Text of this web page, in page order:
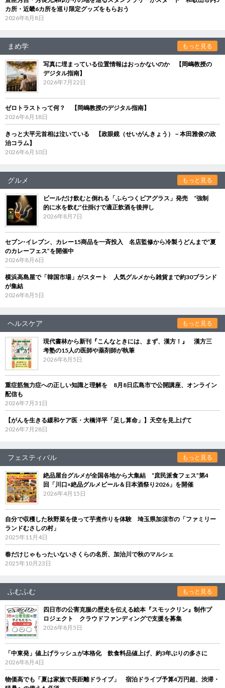
カ所・近畿6カ所を巡り限定グッズをもらおう
2026年8月8日
まめ学 もっと見る
写真に埋まっている位置情報はおっかないのか 【岡嶋教授の
デジタル指南】
2026年7月22日
ゼロトラストって何？ 【岡嶋教授のデジタル指南】
2026年6月18日
きっと大平元首相は泣いている 【政眼鏡（せいがんきょう）－本田雅俊の政
治コラム】
2026年6月10日
グルメ もっと見る
ビールだけ飲むと倒れる「ふらつくビアグラス」発売 “強制
的に水を飲む”仕掛けで適正飲酒を後押し
2026年8月7日
セブン‐イレブン、カレー15商品を一斉投入 名店監修から冷製うどんまで“夏
のカレーフェス”を開催中
2026年8月6日
横浜高島屋で「韓国市場」がスタート 人気グルメから雑貨まで約30ブランド
が集結
2026年8月5日
ヘルスケア もっと見る
現代書林から新刊『こんなときには、まず、漢方！』 漢方三
考塾の15人の医師や薬剤師が執筆
2026年8月5日
重症筋無力症への正しい知識と理解を 8月8日広島市で公開講座、オンライン
配信も
2026年7月31日
【がんを生きる緩和ケア医・大橋洋平「足し算命」】天空を見上げて
2026年7月28日
フェスティバル もっと見る
絶品屋台グルメが全国各地から大集結 “庶民派食フェス”第4
回「川口×絶品グルメビール＆日本酒祭り2026」を開催
2026年4月15日
自分で収穫した秋野菜を使って芋煮作りを体験 埼玉県加須市の「ファミリー
ランドむさしの村」
2025年11月4日
春だけじゃもったいないさくらの名所、加治川で秋のマルシェ
2025年10月23日
ふむふむ もっと見る
四日市の公害克服の歴史を伝える絵本『スモックリン』制作プ
ロジェクト クラウドファンディングで支援を募集
2026年8月5日
「中東発」値上げラッシュが本格化 飲食料品値上げ、約3年ぶりの多さに
2026年8月4日
物価高でも「夏は家族で長距離ドライブ」 宿泊ドライブ予算4万円超、渋滞・